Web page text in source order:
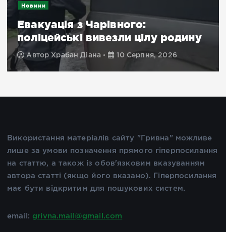
Новини
Евакуація з Чарівного:
поліцейські вивезли цілу родину
Автор Храбан Діана 10 Серпня, 2026
Використання матеріалів сайту "Гривна" можливе
лише за умови позначення прямого гіперпосилання
на статтю, а також із обов'язковим вказуванням
автора статті (якщо його вказано). Гіперпосилання
має бути відкритим для пошукових систем.
email: grivna.mail@gmail.com